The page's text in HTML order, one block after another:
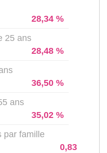
28,34 %
25 ans
28,48 %
36,50 %
ans
35,02 %
par famille
0,83